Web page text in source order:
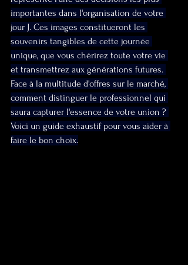
importantes dans l'organisation de votre
jour J. Ces images constitueront les
souvenirs tangibles de cette journée
unique, que vous chérirez toute votre vie
et transmettrez aux générations futures.
Face à la multitude d'offres sur le marché,
comment distinguer le professionnel qui
saura capturer l'essence de votre union ?
Voici un guide exhaustif pour vous aider à
faire le bon choix.